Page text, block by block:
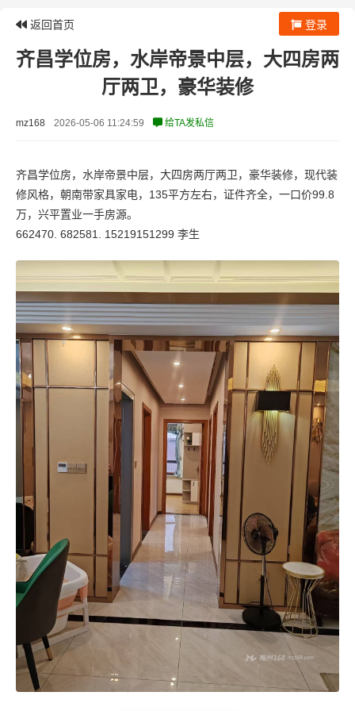
返回首页 登录
齐昌学位房，水岸帝景中层，大四房两
厅两卫，豪华装修
mz168 2026-05-06 11:24:59 给TA发私信
齐昌学位房，水岸帝景中层，大四房两厅两卫，豪华装修，现代装
修风格，朝南带家具家电，135平方左右，证件齐全，一口价99.8
万，兴平置业一手房源。
662470. 682581. 15219151299 李生